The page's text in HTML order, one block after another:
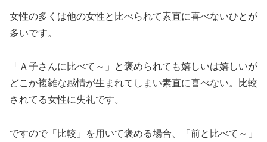
女性の多くは他の女性と比べられて素直に喜べないひとが
多いです。
「Ａ子さんに比べて～」と褒められても嬉しいは嬉しいが
どこか複雑な感情が生まれてしまい素直に喜べない。比較
されてる女性に失礼です。
ですので「比較」を用いて褒める場合、「前と比べて～」